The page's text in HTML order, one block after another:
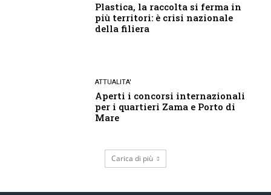
Plastica, la raccolta si ferma in
più territori: è crisi nazionale
della filiera
ATTUALITA'
Aperti i concorsi internazionali
per i quartieri Zama e Porto di
Mare
Carica di più